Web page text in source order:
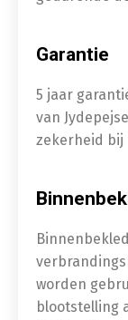
Garantie
5 jaar
van
zekerheid bij
worden
blootstelling